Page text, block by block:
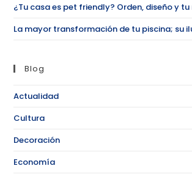
¿Tu casa es pet friendly? Orden, diseño y
La mayor transformación de tu piscina; su
Blog
Actualidad
Cultura
Decoración
Economía